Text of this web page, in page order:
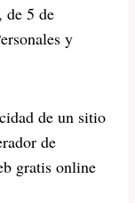
de 5 de
y
de un sitio
de
gratis online